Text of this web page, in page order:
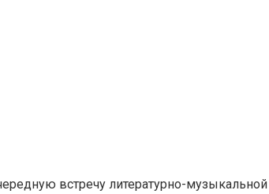
встречу литературно-музыкальной